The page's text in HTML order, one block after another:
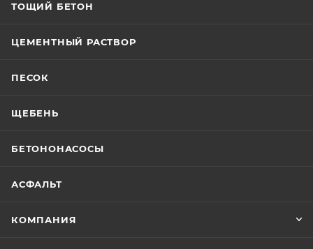
ТОЩИЙ БЕТОН
ЦЕМЕНТНЫЙ РАСТВОР
ПЕСОК
ЩЕБЕНЬ
БЕТОНОНАСОСЫ
АСФАЛЬТ
КОМПАНИЯ